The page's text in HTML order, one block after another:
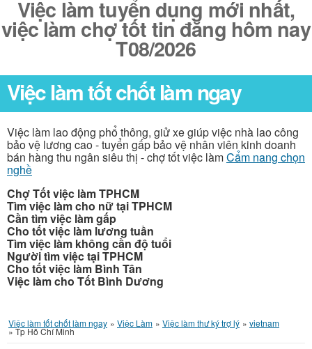
Việc làm tuyển dụng mới nhất,
việc làm chợ tốt tin đăng hôm nay
T08/2026
Việc làm tốt chốt làm ngay
Việc làm lao động phổ thông, giử xe giúp việc nhà lao công
bảo vệ lương cao - tuyển gấp bảo vệ nhân viên kinh doanh
bán hàng thu ngân siêu thị - chợ tốt việc làmCẩm nang chọn
nghề
Chợ Tốt việc làm TPHCM
Tìm việc làm cho nữ tại TPHCM
Cần tìm việc làm gấp
Cho tốt việc làm lương tuần
Tìm việc làm không cần độ tuổi
Người tìm việc tại TPHCM
Cho tốt việc làm Bình Tân
Việc làm cho Tốt Bình Dương
Việc làm tốt chốt làm ngay » Việc Làm » Việc làm thư ký trợ lý » vietnam
»Tp Hồ Chí Minh